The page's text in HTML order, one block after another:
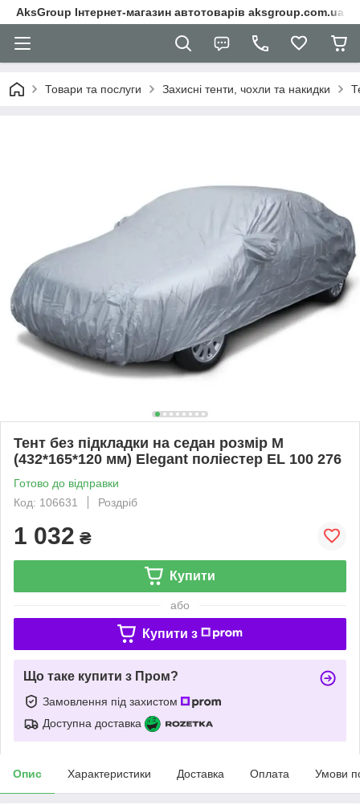
AksGroup Інтернет-магазин автотоварів aksgroup.com.ua
Товари та послуги Захисні тенти, чохли та накидки
Тент без підкладки на седан розмір М
(432*165*120 мм) Elegant поліестер EL 100 276
Готово до відправки
Код: 106631
Роздріб
1 032 ₴
Купити
або
Купити з
Що таке купити з Пром?
Замовлення під захистом
Доступна доставка
Опис Характеристики Доставка Оплата Умови